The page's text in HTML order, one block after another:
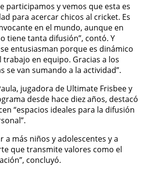
participamos y vemos que esta es
para acercar chicos al cricket. Es
en el mundo, aunque en
tiene tanta difusión”, contó. Y
entusiasman porque es dinámico
en equipo. Gracias a los
se van sumando a la actividad”.
jugadora de Ultimate Frisbee y
desde hace diez años, destacó
“espacios ideales para la difusión
a más niños y adolescentes y a
que transmite valores como el
concluyó.